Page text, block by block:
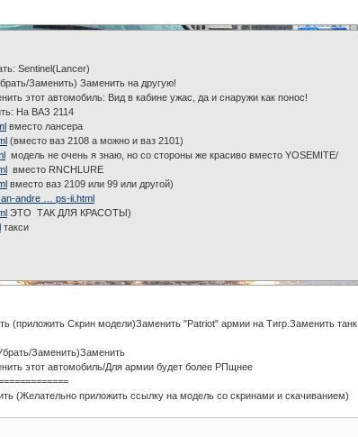
Sentinel(Lancer)
Заменить) Заменить на другую!
этот автомобиль: Вид в кабине ужас, да и снаружи как понос!
На ВАЗ 2114
вместо лансера
(вместо ваз 2108 а можно и ваз 2101)
модель не очень я знаю, но со стороны же красиво вместо YOSEMITE/
вместо RNCHLURE
вместо ваз 2109 или 99 или другой)
andre … ps-ii.html
ЭТО ТАК ДЛЯ КРАСОТЫ)
такси
(приложить Скрин модели)Заменить "Patriot" армии на Тигр.Заменить танк
Заменить)Заменить
этот автомобиль/Для армии будет более РПщнее
(Желательно приложить ссылку на модель со скринами и скачиванием)